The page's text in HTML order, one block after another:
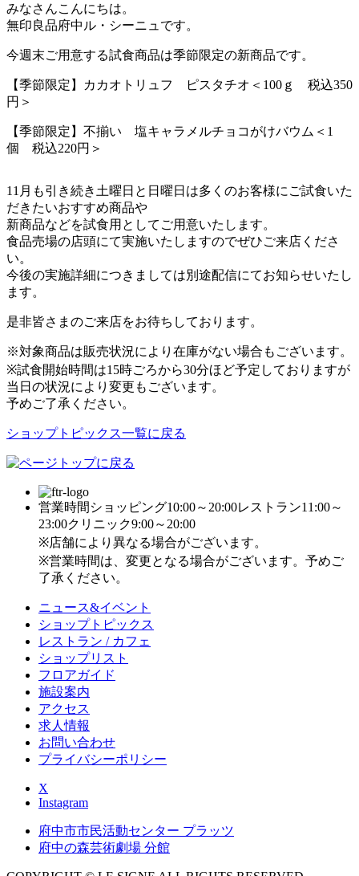
みなさんこんにちは。
無印良品府中ル・シーニュです。
今週末ご用意する試食商品は季節限定の新商品です。
【季節限定】カカオトリュフ ピスタチオ＜100ｇ 税込350
円＞
【季節限定】不揃い 塩キャラメルチョコがけバウム＜1
個 税込220円＞
11月も引き続き土曜日と日曜日は多くのお客様にご試食いた
だきたいおすすめ商品や
新商品などを試食用としてご用意いたします。
食品売場の店頭にて実施いたしますのでぜひご来店くださ
い。
今後の実施詳細につきましては別途配信にてお知らせいたし
ます。
是非皆さまのご来店をお待ちしております。
※対象商品は販売状況により在庫がない場合もございます。
※試食開始時間は15時ごろから30分ほど予定しておりますが
当日の状況により変更もございます。
予めご了承ください。
ショップトピックス一覧に戻る
営業時間 ショッピング10:00～20:00レストラン11:00～
23:00クリニック9:00～20:00
※店舗により異なる場合がございます。
※営業時間は、変更となる場合がございます。予めご
了承ください。
ニュース&イベント
ショップトピックス
レストラン / カフェ
ショップリスト
フロアガイド
施設案内
アクセス
求人情報
お問い合わせ
プライバシーポリシー
X
Instagram
府中市市民活動センター プラッツ
府中の森芸術劇場 分館